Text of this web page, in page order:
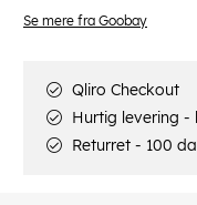
Se mere fra Goobay
Qliro Checkout
Hurtig levering -
Returret - 100